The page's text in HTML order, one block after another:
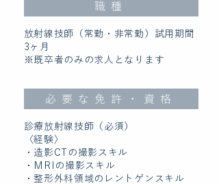
職種
放射線技師（常勤・非常勤）試用期間
3ヶ月
※既卒者のみの求人となります
必要な免許・資格
診療放射線技師（必須）
〈経験〉
・造影CTの撮影スキル
・MRIの撮影スキル
・整形外科領域のレントゲンスキル